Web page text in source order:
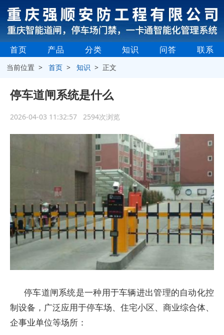
首页 产品 分类 知识 问答 联系
当前位置 >首页 >知识 > 正文
停车道闸系统是什么
2026-04-03 11:32:57 2594次浏览
停车道闸系统是一种用于车辆进出管理的自动化控
制设备，广泛应用于停车场、住宅小区、商业综合体、
企事业单位等场所：